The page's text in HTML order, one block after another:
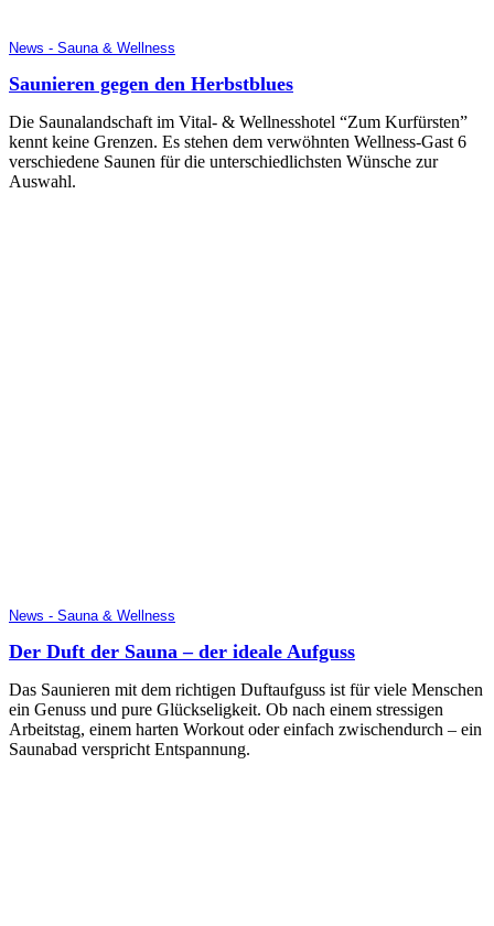
News - Sauna & Wellness
Saunieren gegen den Herbstblues
Die Saunalandschaft im Vital- & Wellnesshotel “Zum Kurfürsten”
kennt keine Grenzen. Es stehen dem verwöhnten Wellness-Gast 6
verschiedene Saunen für die unterschiedlichsten Wünsche zur
Auswahl.
News - Sauna & Wellness
Der Duft der Sauna – der ideale Aufguss
Das Saunieren mit dem richtigen Duftaufguss ist für viele Menschen
ein Genuss und pure Glückseligkeit. Ob nach einem stressigen
Arbeitstag, einem harten Workout oder einfach zwischendurch – ein
Saunabad verspricht Entspannung.